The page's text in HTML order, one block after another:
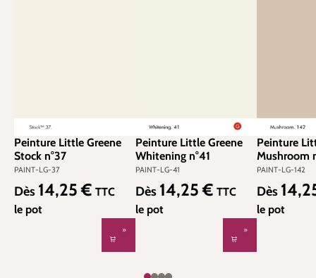
Peinture Little Greene
Stock n°37
PAINT-LG-37
Prix régulier :
Dès 14,25 € TTC
le pot
Peinture Little Greene
Whitening n°41
PAINT-LG-41
Prix régulier :
Dès 14,25 € TTC
le pot
Peinture
Mushroom
PAINT-LG-142
Prix
Dès
le pot